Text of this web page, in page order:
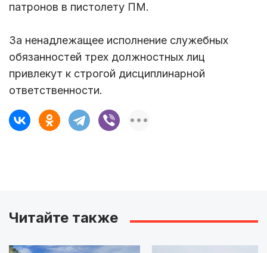
патронов в пистолету ПМ.
За ненадлежащее исполнение служебных
обязанностей трех должностных лиц
привлекут к строгой дисциплинарной
ответственности.
Читайте также